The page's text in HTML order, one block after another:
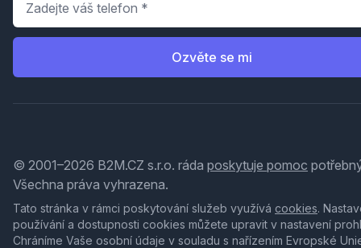
Ozvěte se mi
© 2001–2026 B2M.CZ s.r.o. ráda poskytuje pomoc
Všechna práva vyhrazena.
Tato stránka v rámci poskytování služeb využívá cookies.
používání a dostupnosti cookies můžete upravit v nastavení
Chráníme Vaše osobní údaje v souladu s nařízením Evropské